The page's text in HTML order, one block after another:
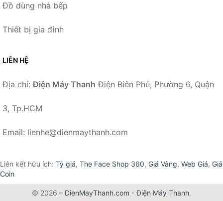
Đồ dùng nhà bếp
Thiết bị gia đình
LIÊN HỆ
Địa chỉ:Điện Máy Thanh Điện Biên Phủ, Phường 6, Quận
3, Tp.HCM
Email: lienhe@dienmaythanh.com
Liên kết hữu ích: Tỷ giá, The Face Shop 360, Giá Vàng, Web Giá, Giá
Coin
© 2026 – DienMayThanh.com -Điện Máy Thanh.